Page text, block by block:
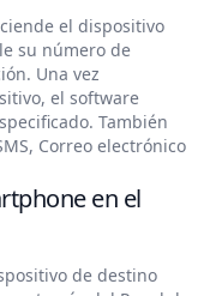
el dispositivo
su número de
Una vez
el software
También
Correo electrónico
en el
de destino